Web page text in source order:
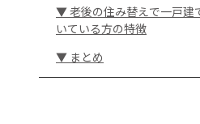
▼ 老後の住み替えで一戸建
いている方の特徴
▼ まとめ